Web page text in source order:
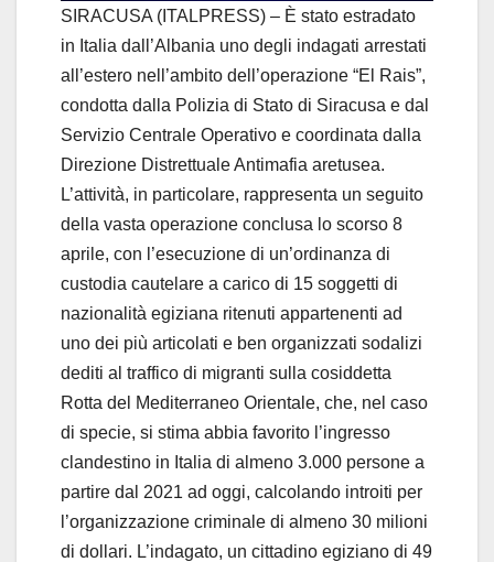
a
y
V
i
d
e
o
SIRACUSA (ITALPRESS) – È stato estradato
in Italia dall’Albania uno degli indagati arrestati
all’estero nell’ambito dell’operazione “El Rais”,
condotta dalla Polizia di Stato di Siracusa e dal
Servizio Centrale Operativo e coordinata dalla
Direzione Distrettuale Antimafia aretusea.
L’attività, in particolare, rappresenta un seguito
della vasta operazione conclusa lo scorso 8
aprile, con l’esecuzione di un’ordinanza di
custodia cautelare a carico di 15 soggetti di
nazionalità egiziana ritenuti appartenenti ad
uno dei più articolati e ben organizzati sodalizi
dediti al traffico di migranti sulla cosiddetta
Rotta del Mediterraneo Orientale, che, nel caso
di specie, si stima abbia favorito l’ingresso
clandestino in Italia di almeno 3.000 persone a
partire dal 2021 ad oggi, calcolando introiti per
l’organizzazione criminale di almeno 30 milioni
di dollari. L’indagato, un cittadino egiziano di 49